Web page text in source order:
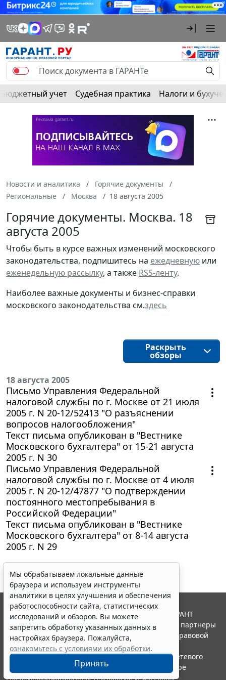
Бюджетный учет Судебная практика Налоги и
Новости и аналитика
Горячие документы
Региональные
Москва 18 августа 2005
Горячие документы. Москва. 18
августа 2005
Чтобы быть в курсе важных изменений московского
законодательства, подпишитесь на ежедневную или
еженедельную рассылку, а также RSS-ленту.
Наиболее важные документы и бизнес-справки
московского законодательства см.здесь
Раскрыть
обзоры
18 августа 2005
Письмо Управления Федеральной
налоговой службы по г. Москве от 21 июля
2005 г. N 20-12/52413 "О разъяснении
вопросов налогообложения"
Текст письма опубликован в "Вестнике
Московского бухгалтера" от 15-21 августа
2005 г. N 30
Письмо Управления Федеральной
налоговой службы по г. Москве от 4 июля
2005 г. N 20-12/47877 "О подтверждении
постоянного местопребывания в
Российской Федерации"
Текст письма опубликован в "Вестнике
Московского бухгалтера" от 8-14 августа
2005 г. N 29
Мы обрабатываем локальные данные
браузера и используем инструменты
аналитики в целях улучшения и обеспечения
работоспособности сайта, статистических
исследований и обзоров. Вы можете
запретить обработку указанных данных в
настройках браузера. Пожалуйста,
ознакомьтесь с условиями их обработки.
Принять
© ООО "НПП "ГАРАНТ-СЕРВИС", 2026. Система ГАРАНТ
выпускается с 1990 года. Компания "Гарант" и ее партнеры
являются участниками Российской ассоциации правовой
информации ГАРАНТ.
Портал ГАРАНТ.РУ зарегистрирован в качестве сетевого
издания Федеральной службой по надзору в сфере
связи,информационных технологий и массовых